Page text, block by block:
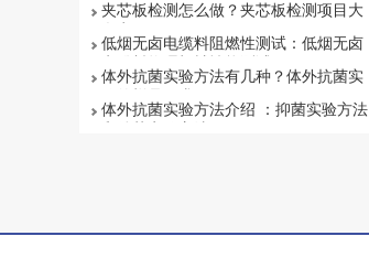
夹芯板检测怎么做？夹芯板检测项目大
低烟无卤电缆料阻燃性测试：低烟无卤
体外抗菌实验方法有几种？体外抗菌实
体外抗菌实验方法介绍 ：抑菌实验方法